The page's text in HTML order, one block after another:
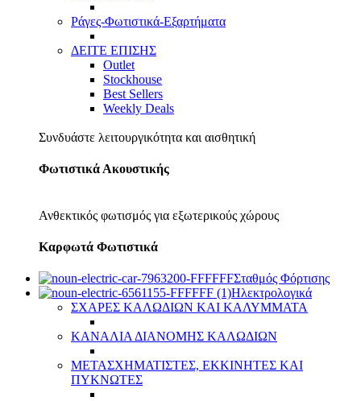
Ράγες-Φωτιστικά-Εξαρτήματα
ΔΕΙΤΕ ΕΠΙΣΗΣ
Outlet
Stockhouse
Best Sellers
Weekly Deals
Συνδυάστε λειτουργικότητα και αισθητική
Φωτιστικά Ακουστικής
Ανθεκτικός φωτισμός για εξωτερικούς χώρους
Καρφωτά Φωτιστικά
Σταθμός Φόρτισης
Ηλεκτρολογικά
ΣΧΑΡΕΣ ΚΑΛΩΔΙΩΝ ΚΑΙ ΚΑΛΥΜΜΑΤΑ
ΚΑΝΑΛΙΑ ΔΙΑΝΟΜΗΣ ΚΑΛΩΔΙΩΝ
ΜΕΤΑΣΧΗΜΑΤΙΣΤΕΣ, ΕΚΚΙΝΗΤΕΣ ΚΑΙ
ΠΥΚΝΩΤΕΣ